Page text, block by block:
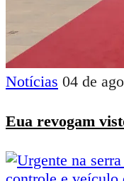
Notícias 04 de
Eua revogam